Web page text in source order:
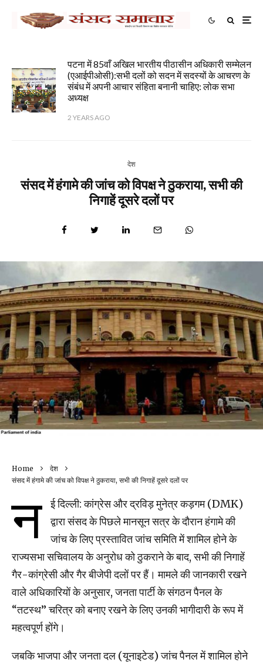
पटना में 85वाँ अखिल भारतीय पीठासीन अधिकारी सम्मेलन
(एआईपीओसी):सभी दलों को सदन में सदस्यों के आचरण के
संबंध में अपनी आचार संहिता बनानी चाहिए: लोक सभा
अध्यक्ष
2 YEARS AGO
देश
संसद में हंगामे की जांच को विपक्ष ने ठुकराया, सभी की
निगाहें दूसरे दलों पर
Home
देश
संसद में हंगामे की जांच को विपक्ष ने ठुकराया, सभी की निगाहें दूसरे दलों पर
न
ई दिल्ली: कांग्रेस और द्रविड़ मुनेत्र कड़गम (DMK)
द्वारा संसद के पिछले मानसून सत्र के दौरान हंगामे की
जांच के लिए प्रस्तावित जांच समिति में शामिल होने के
राज्यसभा सचिवालय के अनुरोध को ठुकराने के बाद, सभी की निगाहें
गैर-कांग्रेसी और गैर बीजेपी दलों पर हैं। मामले की जानकारी रखने
वाले अधिकारियों के अनुसार, जनता पार्टी के संगठन पैनल के
“तटस्थ” चरित्र को बनाए रखने के लिए उनकी भागीदारी के रूप में
महत्वपूर्ण होंगे।
जबकि भाजपा और जनता दल (यूनाइटेड) जांच पैनल में शामिल होने